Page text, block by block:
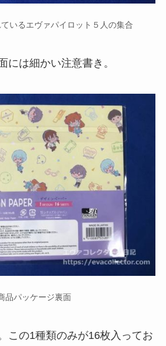
いるエヴァパイロット５人の集合
には細かい注意書き。
品パッケージ裏面
この1種類のみが16枚入ってお